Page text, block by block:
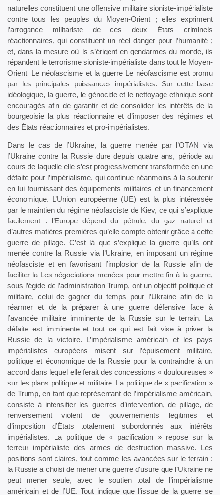
naturelles constituent une offensive militaire sioniste-impérialiste
contre tous les peuples du Moyen-Orient ; elles expriment
l’arrogance militariste de ces deux États criminels
réactionnaires, qui constituent un réel danger pour l’humanité ;
et, dans la mesure où ils s’érigent en gendarmes du monde, ils
répandent le terrorisme sioniste-impérialiste dans tout le Moyen-
Orient. Le néofascisme et la guerre Le néofascisme est promu
par les principales puissances impérialistes. Sur cette base
idéologique, la guerre, le génocide et le nettoyage ethnique sont
encouragés afin de garantir et de consolider les intérêts de la
bourgeoisie la plus réactionnaire et d’imposer des régimes et
des États réactionnaires et pro-impérialistes.
Dans le cas de l’Ukraine, la guerre menée par l’OTAN via
l’Ukraine contre la Russie dure depuis quatre ans, période au
cours de laquelle elle s’est progressivement transformée en une
défaite pour l’impérialisme, qui continue néanmoins à la soutenir
en lui fournissant des équipements militaires et un financement
économique. L’Union européenne (UE) est la plus intéressée
par le maintien du régime néofasciste de Kiev, ce qui s’explique
facilement : l’Europe dépend du pétrole, du gaz naturel et
d’autres matières premières qu’elle compte obtenir grâce à cette
guerre de pillage. C’est là que s’explique la guerre qu’ils ont
menée contre la Russie via l’Ukraine, en imposant un régime
néofasciste et en favorisant l’implosion de la Russie afin de
faciliter la Les négociations menées pour mettre fin à la guerre,
sous l’égide de l’administration Trump, ont un objectif politique et
militaire, celui de gagner du temps pour l’Ukraine afin de la
réarmer et de la préparer à une guerre défensive face à
l’avancée militaire imminente de la Russie sur le terrain. La
défaite est imminente et tout ce qui est fait vise à priver la
Russie de la victoire. L’impérialisme américain et les pays
impérialistes européens misent sur l’épuisement militaire,
politique et économique de la Russie pour la contraindre à un
accord dans lequel elle ferait des concessions « douloureuses »
sur les plans politique et militaire. La politique de « pacification »
de Trump, en tant que représentant de l’impérialisme américain,
consiste à intensifier les guerres d’intervention, de pillage, de
renversement violent de gouvernements légitimes et
d’imposition d’États totalement subordonnés aux intérêts
impérialistes. La politique de « pacification » repose sur la
terreur impérialiste des armes de destruction massive. Les
positions sont claires, tout comme les avancées sur le terrain :
la Russie a choisi de mener une guerre d’usure que l’Ukraine ne
peut mener seule, avec le soutien total de l’impérialisme
américain et de l’UE. Tout indique que l’issue de la guerre se